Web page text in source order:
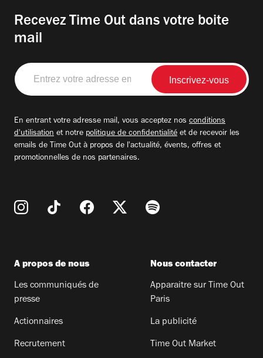
Recevez Time Out dans votre boite
mail
Entrez
votre
adresse
En entrant votre adresse mail, vous acceptez nos conditions
d'utilisation et notre politique de confidentialité et de recevoir les
emails de Time Out à propos de l'actualité, évents, offres et
promotionnelles de nos partenaires.
A propos de nous
Les communiqués de
presse
Actionnaires
Recrutement
Nous contacter
Apparaitre sur Time Out
Paris
La publicité
Time Out Market